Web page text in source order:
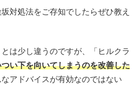
対処法をご存知でしたらぜひ教え
は少し違うのですが、「ヒルクラ
い下を向いてしまうのを改善した
アドバイスが有効なのではない